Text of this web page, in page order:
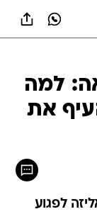
למה
את
לפגוע